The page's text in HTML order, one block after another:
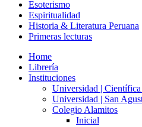
Esoterismo
Espiritualidad
Historia & Literatura Peruana
Primeras lecturas
Home
Librería
Instituciones
Universidad |
Universidad | San
Colegio Alamitos
Inicial